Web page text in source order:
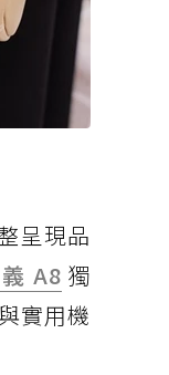
呈現品
A8 獨
實用機